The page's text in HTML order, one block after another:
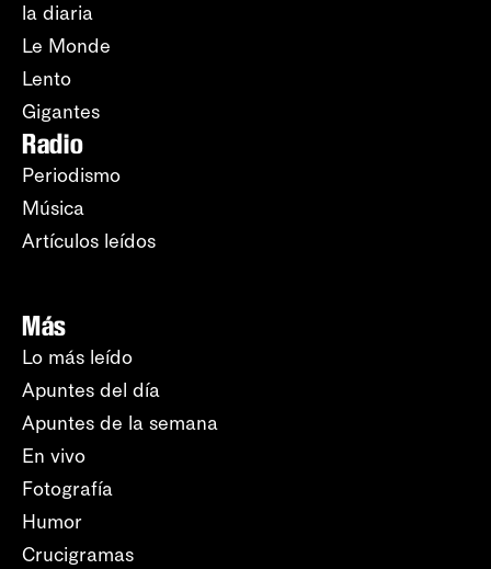
la diaria
Le Monde
Lento
Gigantes
Radio
Periodismo
Música
Artículos leídos
Más
Lo más leído
Apuntes del día
Apuntes de la semana
En vivo
Fotografía
Humor
Crucigramas